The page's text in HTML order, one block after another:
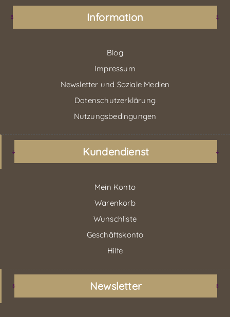
Information
Blog
Impressum
Newsletter und Soziale Medien
Datenschutzerklärung
Nutzungsbedingungen
Kundendienst
Mein Konto
Warenkorb
Wunschliste
Geschäftskonto
Hilfe
Newsletter